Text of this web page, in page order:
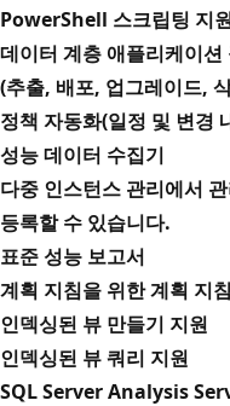
PowerShell 스크립팅 지
데이터 계층 애플리케이션
(추출, 배포, 업그레이드,
정책 자동화(일정 및 변경
성능 데이터 수집기
다중 인스턴스 관리에서
등록할 수 있습니다.
표준 성능 보고서
계획 지침을 위한 계획 지
인덱싱된 뷰 만들기 지원
인덱싱된 뷰 쿼리 지원
SQL Server Analysis